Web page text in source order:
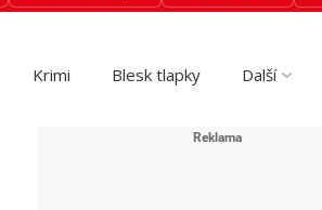
Krimi Blesk tlapky Další